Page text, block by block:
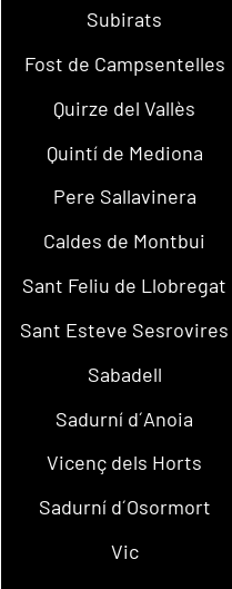
Subirats
Fost de Campsentelles
Quirze del Vallès
Quintí de Mediona
Pere Sallavinera
Caldes de Montbui
Sant Feliu de Llobregat
Sant Esteve Sesrovires
Sabadell
Sadurní d´Anoia
Vicenç dels Horts
Sadurní d´Osormort
Vic